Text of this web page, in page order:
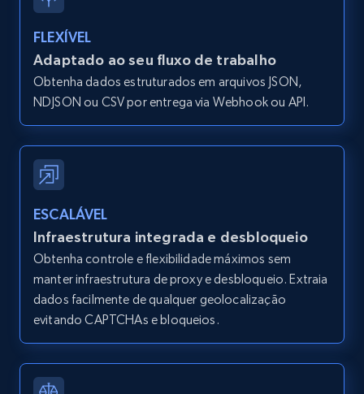
and more.
12K+ 1.3K+ Comece grátis
Zillow properties listing information -
Search by parameters on zillow and use the
IsListingClaimedByCurrentSignedInUser,
IsCurrentSignedInAgentResponsible, Bedrooms,
and more.
12K+ 1.3K+ Comece grátis
FLEXÍVEL
Adaptado ao seu fluxo de trabalho
Obtenha dados estruturados em arquivos JSON,
NDJSON ou CSV por entrega via Webhook ou API.
ESCALÁVEL
Infraestrutura integrada e desbloqueio
Obtenha controle e flexibilidade máximos sem
manter infraestrutura de proxy e desbloqueio. Extraia
dados facilmente de qualquer geolocalização
evitando CAPTCHAs e bloqueios.